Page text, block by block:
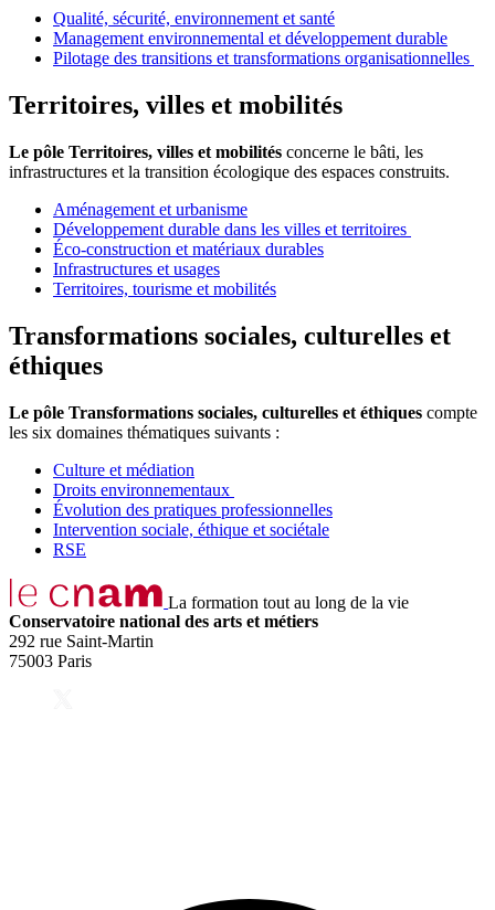
Qualité, sécurité, environnement et santé
Management environnemental et développement durable
Pilotage des transitions et transformations organisationnelles
Territoires, villes et mobilités
Le pôle Territoires, villes et mobilités concerne le bâti, les
infrastructures et la transition écologique des espaces construits.
Aménagement et urbanisme
Développement durable dans les villes et territoires
Éco-construction et matériaux durables
Infrastructures et usages
Territoires, tourisme et mobilités
Transformations sociales, culturelles et
éthiques
Le pôle Transformations sociales, culturelles et éthiques compte
les six domaines thématiques suivants :
Culture et médiation
Droits environnementaux
Évolution des pratiques professionnelles
Intervention sociale, éthique et sociétale
RSE
La formation tout au long de la vie
Conservatoire national des arts et métiers
292 rue Saint-Martin
75003 Paris